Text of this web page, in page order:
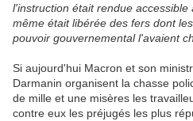
l'instruction était rendue
même était libérée des fers dont
pouvoir gouvernemental l'avaient
Si aujourd'hui Macron et son
Darmanin organisent la chasse
de mille et une misères les
contre eux les préjugés les plus